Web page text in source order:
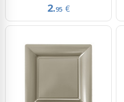
2.95 €